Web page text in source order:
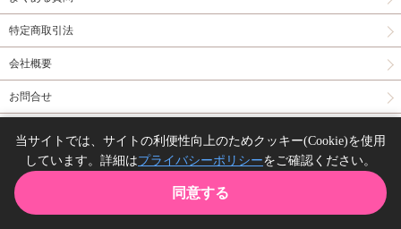
特定商取引法
会社概要
お問合せ
Copyright(C) comicomi studio. All right reserved.
当サイトでは、サイトの利便性向上のためクッキー(Cookie)を使用
しています。詳細はプライバシーポリシーをご確認ください。
同意する